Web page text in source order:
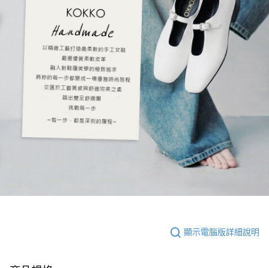
顯示電腦版詳細說明